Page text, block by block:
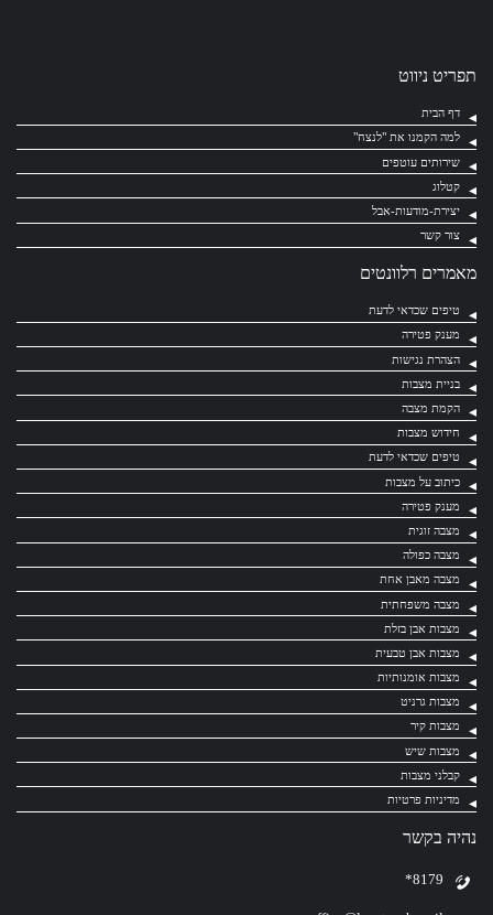
תפריט ניווט
דף הבית
למה הקמנו את "לנצח"
שירותים עוטפים
קטלוג
יצירת-מודעות-אבל
צור קשר
מאמרים רלוונטים
טיפים שכדאי לדעת
מענק פטירה
הצהרת נגישות
בניית מצבות
הקמת מצבה
חידוש מצבות
טיפים שכדאי לדעת
כיתוב על מצבות
מענק פטירה
מצבה זוגית
מצבה כפולה
מצבה מאבן אחת
מצבה משפחתית
מצבות אבן בזלת
מצבות אבן טבעית
מצבות אומנותיות
מצבות גרניט
מצבות קיר
מצבות שיש
קבלני מצבות
מדיניות פרטיות
נהיה בקשר
*8179